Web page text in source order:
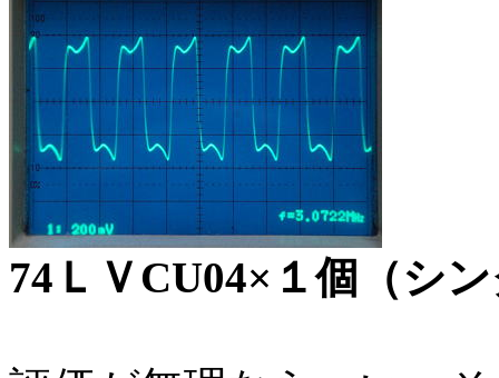
74ＬＶCU04×１個（シ